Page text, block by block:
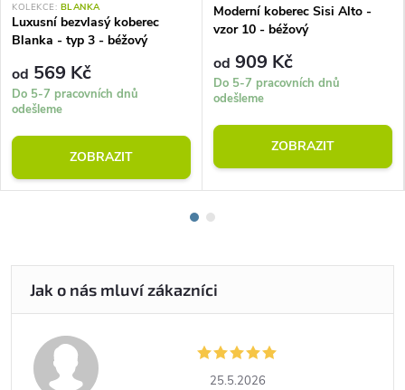
KOLEKCE: BLANKA
Luxusní bezvlasý koberec
Blanka - typ 3 - béžový
od 569 Kč
Do 5-7 pracovních dnů
odešleme
ZOBRAZIT
Moderní koberec Sisi Alto -
vzor 10 - béžový
od 909 Kč
Do 5-7 pracovních dnů
odešleme
ZOBRAZIT
25.5.2026